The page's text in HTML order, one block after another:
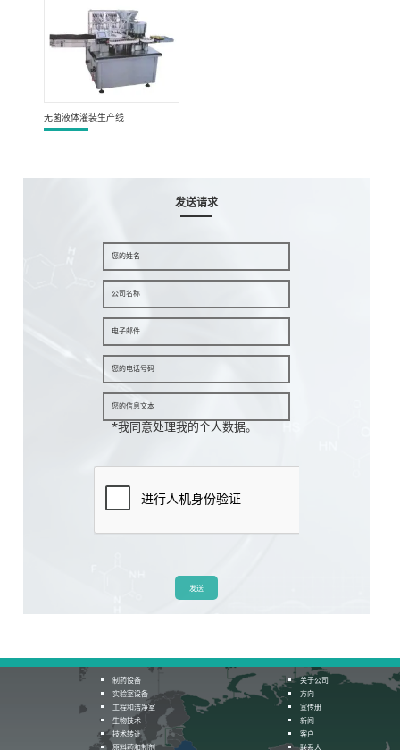
无菌液体灌装生产线
发送请求
*我同意处理我的个人数据。
发送
制药设备
实验室设备
工程和洁净室
生物技术
技术转让
原料药和制剂
关于公司
方向
宣传册
新闻
客户
联系人